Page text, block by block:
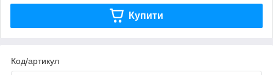
Купити
Код/артикул